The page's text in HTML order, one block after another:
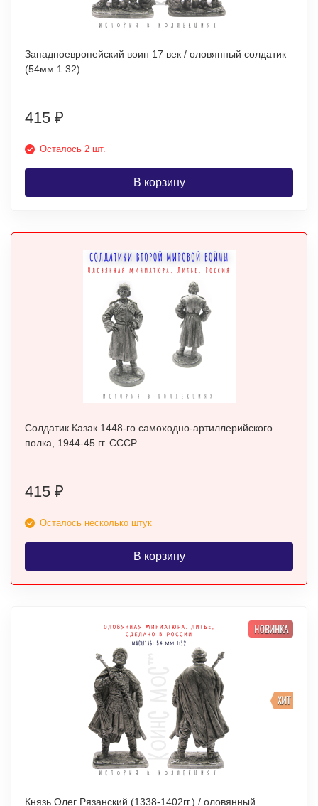
Западноевропейский воин 17 век / оловянный солдатик
(54мм 1:32)
415 ₽
Осталось 2 шт.
В корзину
Солдатик Казак 1448-го самоходно-артиллерийского
полка, 1944-45 гг. СССР
415 ₽
Осталось несколько штук
В корзину
ХИТ
НОВИНКА
Князь Олег Рязанский (1338-1402гг.) / оловянный